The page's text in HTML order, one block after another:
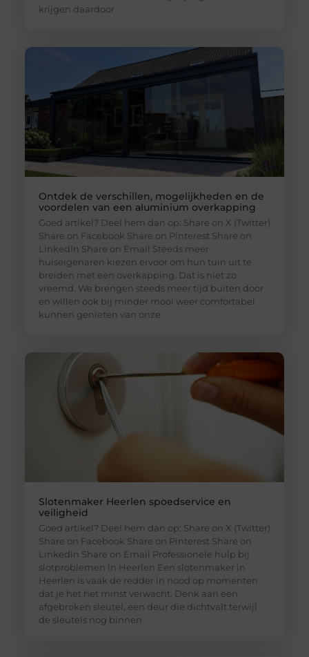
krijgen daardoor
Ontdek de verschillen, mogelijkheden en de
voordelen van een aluminium overkapping
Goed artikel? Deel hem dan op: Share on X (Twitter)
Share on Facebook Share on Pinterest Share on
LinkedIn Share on Email Steeds meer
huiseigenaren kiezen ervoor om hun tuin uit te
breiden met een overkapping. Dat is niet zo
vreemd. We brengen steeds meer tijd buiten door
en willen ook bij minder mooi weer comfortabel
kunnen genieten van onze
Slotenmaker Heerlen spoedservice en
veiligheid
Goed artikel? Deel hem dan op: Share on X (Twitter)
Share on Facebook Share on Pinterest Share on
LinkedIn Share on Email Professionele hulp bij
slotproblemen in Heerlen Een slotenmaker in
Heerlen is vaak de redder in nood op momenten
dat je het het minst verwacht. Denk aan een
afgebroken sleutel, een deur die dichtvalt terwijl
de sleutels nog binnen